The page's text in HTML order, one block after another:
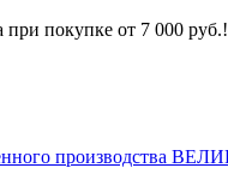
при покупке от 7 000 руб.!